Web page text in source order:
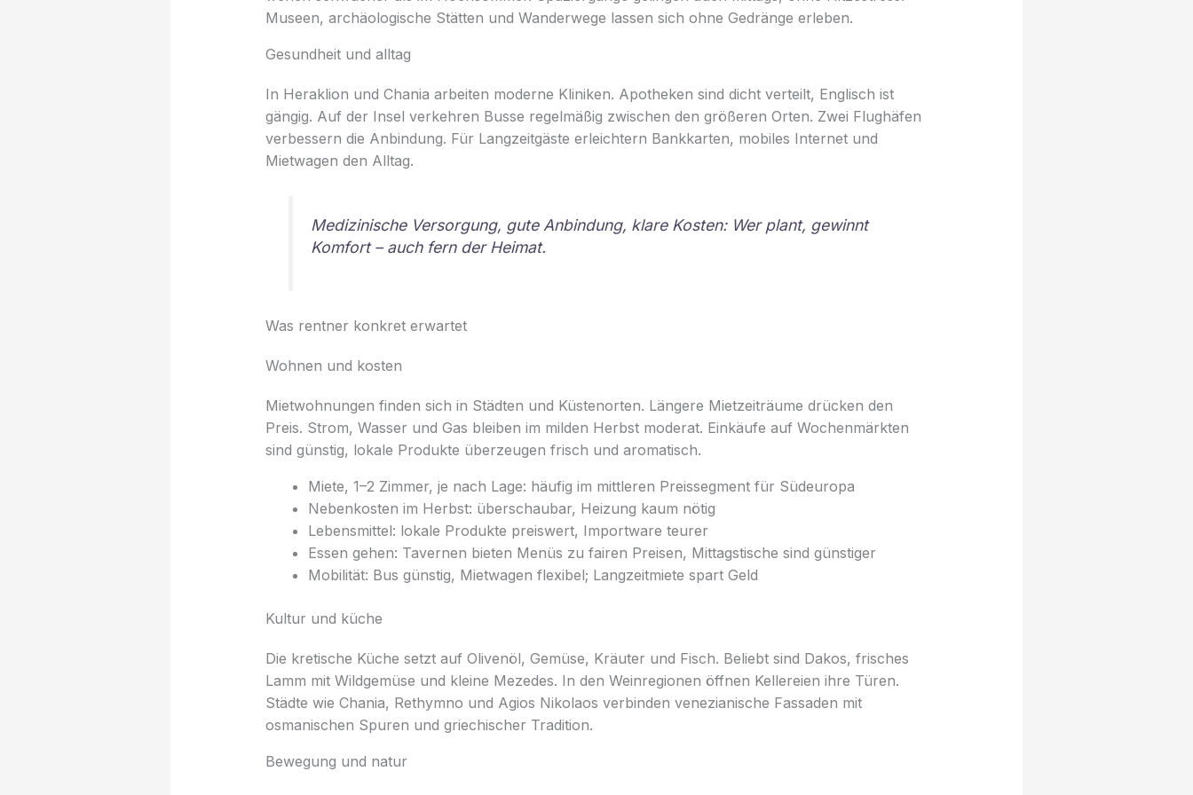
Museen, archäologische Stätten und Wanderwege lassen sich ohne Gedränge erleben.
Gesundheit und alltag
In Heraklion und Chania arbeiten moderne Kliniken. Apotheken sind dicht verteilt, Englisch ist
gängig. Auf der Insel verkehren Busse regelmäßig zwischen den größeren Orten. Zwei Flughäfen
verbessern die Anbindung. Für Langzeitgäste erleichtern Bankkarten, mobiles Internet und
Mietwagen den Alltag.
Medizinische Versorgung, gute Anbindung, klare Kosten: Wer plant, gewinnt
Komfort – auch fern der Heimat.
Was rentner konkret erwartet
Wohnen und kosten
Mietwohnungen finden sich in Städten und Küstenorten. Längere Mietzeiträume drücken den
Preis. Strom, Wasser und Gas bleiben im milden Herbst moderat. Einkäufe auf Wochenmärkten
sind günstig, lokale Produkte überzeugen frisch und aromatisch.
Miete, 1–2 Zimmer, je nach Lage: häufig im mittleren Preissegment für Südeuropa
Nebenkosten im Herbst: überschaubar, Heizung kaum nötig
Lebensmittel: lokale Produkte preiswert, Importware teurer
Essen gehen: Tavernen bieten Menüs zu fairen Preisen, Mittagstische sind günstiger
Mobilität: Bus günstig, Mietwagen flexibel; Langzeitmiete spart Geld
Kultur und küche
Die kretische Küche setzt auf Olivenöl, Gemüse, Kräuter und Fisch. Beliebt sind Dakos, frisches
Lamm mit Wildgemüse und kleine Mezedes. In den Weinregionen öffnen Kellereien ihre Türen.
Städte wie Chania, Rethymno und Agios Nikolaos verbinden venezianische Fassaden mit
osmanischen Spuren und griechischer Tradition.
Bewegung und natur